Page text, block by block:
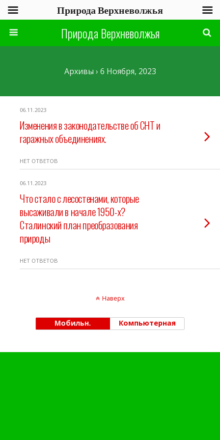
Природа Верхневолжья
Архивы › 6 Ноября, 2023
06.11.2023
Изменения в законодательстве об СНТ и
гаражных объединениях.
НЕТ ОТВЕТОВ
06.11.2023
Что стало с лесостенами, которые
высаживали в начале 1950-х?
Сталинский план преобразования
природы
НЕТ ОТВЕТОВ
Наверх
Мобильн. Компьютерная
Природа Верхневолжья